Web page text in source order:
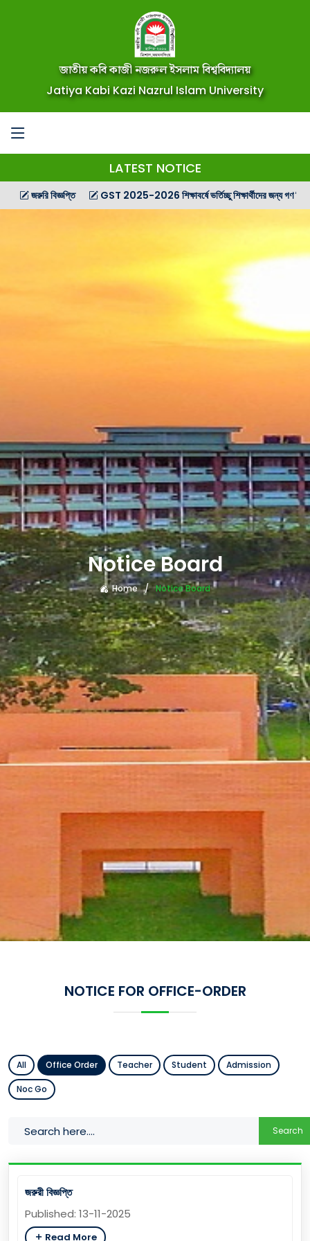
জাতীয় কবি কাজী নজরুল ইসলাম বিশ্ববিদ্যালয়
Jatiya Kabi Kazi Nazrul Islam University
LATEST NOTICE
জরুরি বিজ্ঞপ্তি GST 2025-2026 শিক্ষাবর্ষে ভর্তিচ্ছু শিক্ষার্থীদের জন্য গণ বিজ্ঞপ্তি
Notice Board
Home Notice Board
NOTICE FOR OFFICE-ORDER
All Office Order Teacher Student Admission
Noc Go
Search
জরুরী বিজ্ঞপ্তি
Published: 13-11-2025
Read More